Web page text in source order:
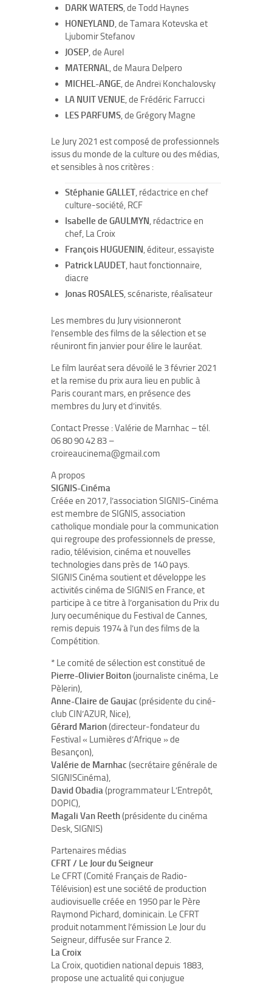
DARK WATERS, de Todd Haynes
HONEYLAND, de Tamara Kotevska et
Ljubomir Stefanov
JOSEP, de Aurel
MATERNAL, de Maura Delpero
MICHEL-ANGE, de Andreï Konchalovsky
LA NUIT VENUE, de Frédéric Farrucci
LES PARFUMS, de Grégory Magne
Le Jury 2021 est composé de professionnels
issus du monde de la culture ou des médias,
et sensibles à nos critères :
Stéphanie GALLET, rédactrice en chef
culture-société, RCF
Isabelle de GAULMYN, rédactrice en
chef, La Croix
François HUGUENIN, éditeur, essayiste
Patrick LAUDET, haut fonctionnaire,
diacre
Jonas ROSALES, scénariste, réalisateur
Les membres du Jury visionneront
l’ensemble des films de la sélection et se
réuniront fin janvier pour élire le lauréat.
Le film lauréat sera dévoilé le 3 février 2021
et la remise du prix aura lieu en public à
Paris courant mars, en présence des
membres du Jury et d’invités.
Contact Presse : Valérie de Marnhac – tél.
06 80 90 42 83 –
croireaucinema@gmail.com
A propos
SIGNIS-Cinéma
Créée en 2017, l’association SIGNIS-Cinéma
est membre de SIGNIS, association
catholique mondiale pour la communication
qui regroupe des professionnels de presse,
radio, télévision, cinéma et nouvelles
technologies dans près de 140 pays.
SIGNIS Cinéma soutient et développe les
activités cinéma de SIGNIS en France, et
participe à ce titre à l’organisation du Prix du
Jury oecuménique du Festival de Cannes,
remis depuis 1974 à l’un des films de la
Compétition.
* Le comité de sélection est constitué de
Pierre-Olivier Boiton(journaliste cinéma, Le
Pèlerin),
Anne-Claire de Gaujac (présidente du ciné-
club CIN’AZUR, Nice),
Gérard Marion(directeur-fondateur du
Festival « Lumières d’Afrique » de
Besançon),
Valérie de Marnhac (secrétaire générale de
SIGNISCinéma),
David Obadia(programmateur L’Entrepôt,
DOPIC),
Magali Van Reeth(présidente du cinéma
Desk, SIGNIS)
Partenaires médias
CFRT / Le Jour du Seigneur
Le CFRT (Comité Français de Radio-
Télévision) est une société de production
audiovisuelle créée en 1950 par le Père
Raymond Pichard, dominicain. Le CFRT
produit notamment l’émission Le Jour du
Seigneur, diffusée sur France 2.
La Croix
La Croix, quotidien national depuis 1883,
propose une actualité qui conjugue